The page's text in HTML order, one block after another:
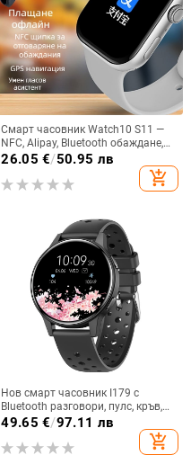
Смарт часовник Watch10 S11 —
NFC, Alipay, Bluetooth обаждане,
мониторинг на сърдечния ритъм
26.05 €/50.95 лв
add_shopping_cart
Нов смарт часовник I179 с
Bluetooth разговори, пулс, кръв,
кислород, музика, броене на
крачки, спортен смарт часовник
49.65 €/97.11 лв
add_shopping_cart